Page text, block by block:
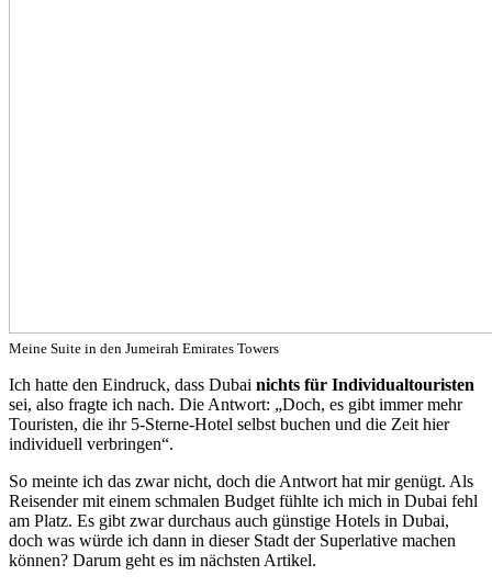
Meine Suite in den Jumeirah Emirates Towers
Ich hatte den Eindruck, dass Dubai nichts für Individualtouristen
sei, also fragte ich nach. Die Antwort: „Doch, es gibt immer mehr
Touristen, die ihr 5-Sterne-Hotel selbst buchen und die Zeit hier
individuell verbringen“.
So meinte ich das zwar nicht, doch die Antwort hat mir genügt. Als
Reisender mit einem schmalen Budget fühlte ich mich in Dubai fehl
am Platz. Es gibt zwar durchaus auch günstige Hotels in Dubai,
doch was würde ich dann in dieser Stadt der Superlative machen
können? Darum geht es im nächsten Artikel.